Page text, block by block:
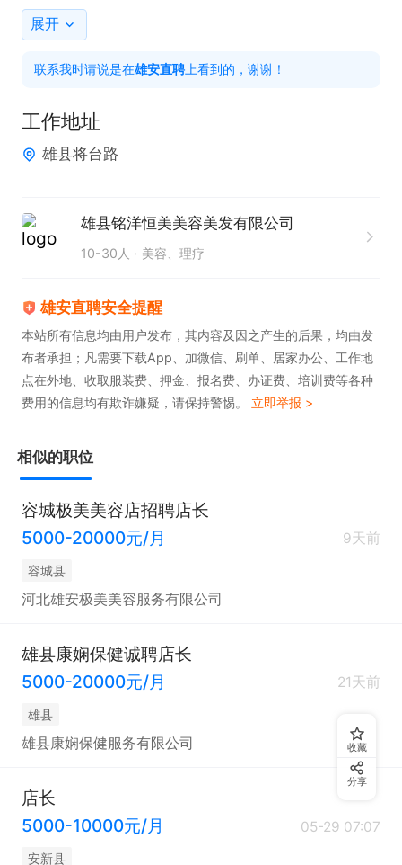
1. 美容相关专业或中专以上学历
3. 有美容顾问经验
展开
联系我时请说是在雄安直聘 上看到的，谢谢！
工作地址
雄县将台路
雄县铭洋恒美美容美发有限公司
10-30人 美容、理疗
雄安直聘安全提醒
本站所有信息均由用户发布，其内容及因之产生的后果，均由发
布者承担；凡需要下载App、加微信、刷单、居家办公、工作地
点在外地、收取服装费、押金、报名费、办证费、培训费等各种
费用的信息均有欺诈嫌疑，请保持警惕。 立即举报 >
相似的职位
容城极美美容店招聘店长
5000-20000元/月
9天前
容城县
河北雄安极美美容服务有限公司
雄县康娴保健诚聘店长
5000-20000元/月
21天前
雄县
雄县康娴保健服务有限公司
店长
5000-10000元/月
05-29 07:07
安新县
收藏
分享